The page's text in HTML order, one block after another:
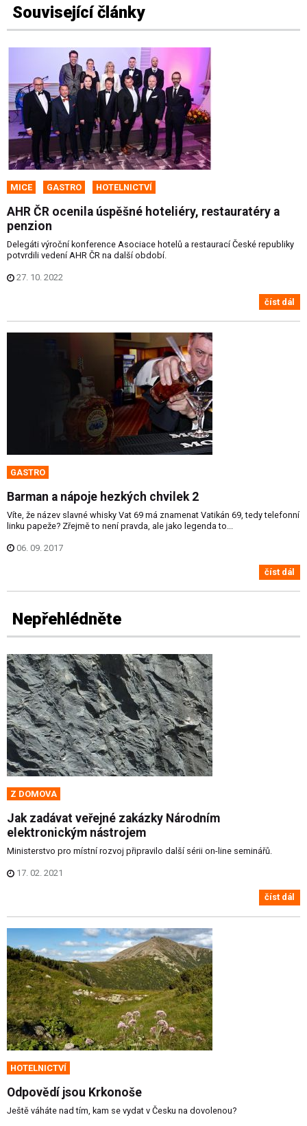
Související články
MICE GASTRO HOTELNICTVÍ
AHR ČR ocenila úspěšné hoteliéry, restauratéry a
penzion
Delegáti výroční konference Asociace hotelů a restaurací České republiky
potvrdili vedení AHR ČR na další období.
27. 10. 2022
číst dál
GASTRO
Barman a nápoje hezkých chvilek 2
Víte, že název slavné whisky Vat 69 má znamenat Vatikán 69, tedy telefonní
linku papeže? Zřejmě to není pravda, ale jako legenda to...
06. 09. 2017
číst dál
Nepřehlédněte
Z DOMOVA
Jak zadávat veřejné zakázky Národním
elektronickým nástrojem
Ministerstvo pro místní rozvoj připravilo další sérii on-line seminářů.
17. 02. 2021
číst dál
HOTELNICTVÍ
Odpovědí jsou Krkonoše
Ještě váháte nad tím, kam se vydat v Česku na dovolenou?